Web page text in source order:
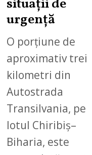
situații de
urgență
O porțiune de
aproximativ trei
kilometri din
Autostrada
Transilvania, pe
lotul Chiribiș–
Biharia, este